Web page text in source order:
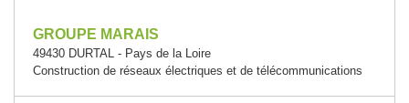
GROUPE MARAIS
49430 DURTAL - Pays de la Loire
Construction de réseaux électriques et de télécommunications